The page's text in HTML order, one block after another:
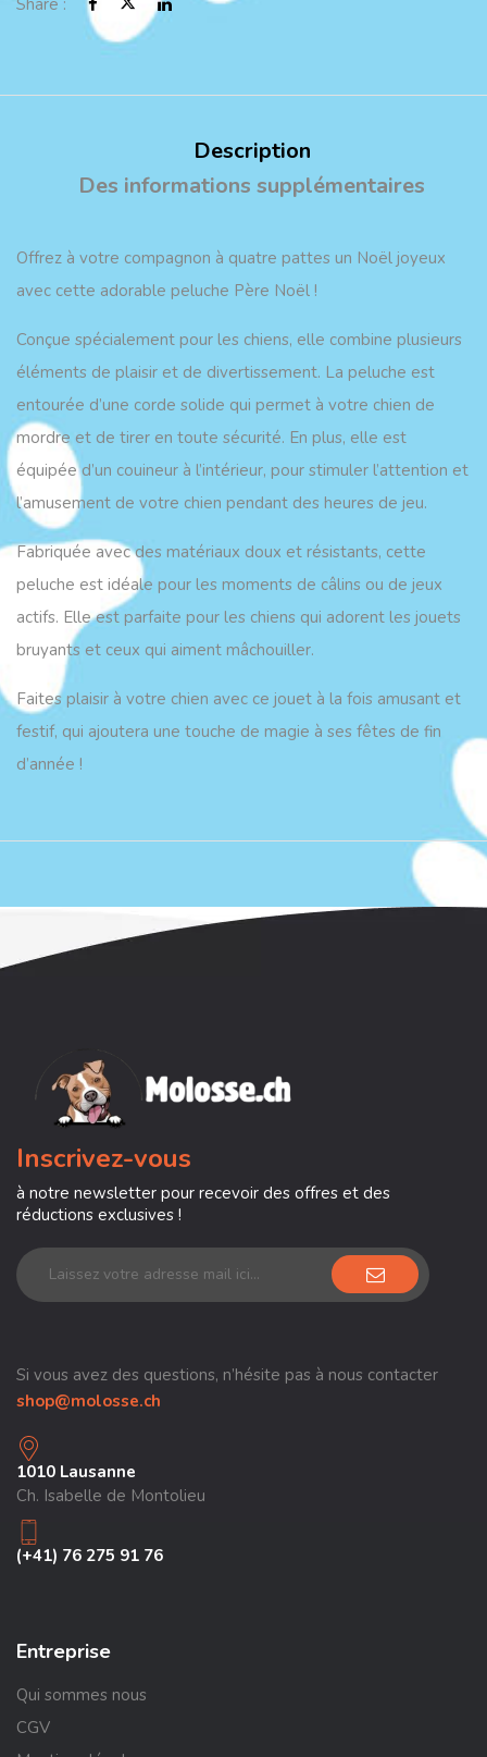
Share :
Description
Des informations supplémentaires
Offrez à votre compagnon à quatre pattes un Noël joyeux
avec cette adorable peluche Père Noël !
Conçue spécialement pour les chiens, elle combine plusieurs
éléments de plaisir et de divertissement. La peluche est
entourée d’une corde solide qui permet à votre chien de
mordre et de tirer en toute sécurité. En plus, elle est
équipée d’un couineur à l’intérieur, pour stimuler l’attention et
l’amusement de votre chien pendant des heures de jeu.
Fabriquée avec des matériaux doux et résistants, cette
peluche est idéale pour les moments de câlins ou de jeux
actifs. Elle est parfaite pour les chiens qui adorent les jouets
bruyants et ceux qui aiment mâchouiller.
Faites plaisir à votre chien avec ce jouet à la fois amusant et
festif, qui ajoutera une touche de magie à ses fêtes de fin
d’année !
Inscrivez-vous
à notre newsletter pour recevoir des offres et des
réductions exclusives !
Si vous avez des questions, n’hésite pas à nous contacter
shop@molosse.ch
1010 Lausanne
Ch. Isabelle de Montolieu
(+41) 76 275 91 76
Entreprise
Qui sommes nous
CGV